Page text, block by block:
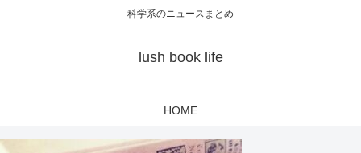
科学系のニュースまとめ
lush book life
HOME